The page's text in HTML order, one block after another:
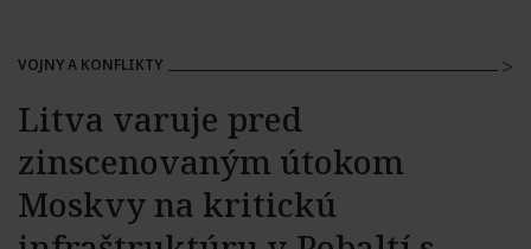
VOJNY A KONFLIKTY
Litva varuje pred
zinscenovaným útokom
Moskvy na kritickú